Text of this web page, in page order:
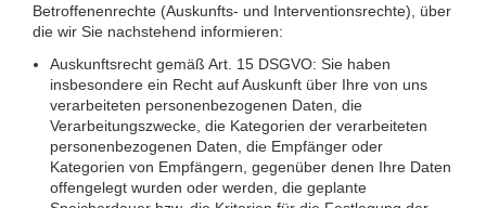
Betroffenenrechte (Auskunfts- und Interventionsrechte), über
die wir Sie nachstehend informieren:
Auskunftsrecht gemäß Art. 15 DSGVO: Sie haben
insbesondere ein Recht auf Auskunft über Ihre von uns
verarbeiteten personenbezogenen Daten, die
Verarbeitungszwecke, die Kategorien der verarbeiteten
personenbezogenen Daten, die Empfänger oder
Kategorien von Empfängern, gegenüber denen Ihre Daten
offengelegt wurden oder werden, die geplante